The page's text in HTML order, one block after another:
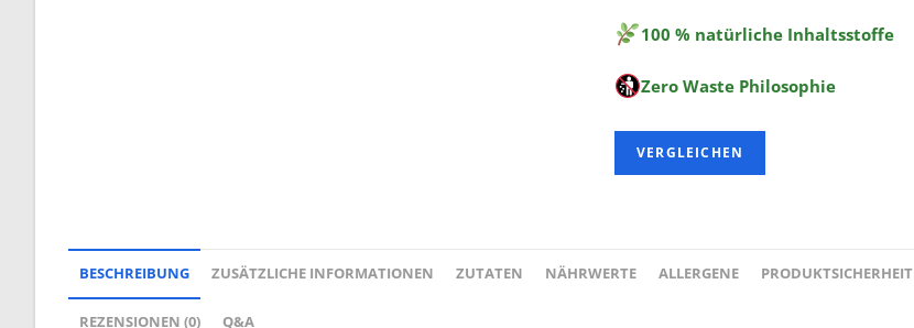
100 % natürliche Inhaltsstoffe
Zero Waste Philosophie
VERGLEICHEN
BESCHREIBUNG ZUSÄTZLICHE INFORMATIONEN ZUTATEN NÄHRWERTE ALLERGENE PRODUKTSICHERHEIT
REZENSIONEN (0) Q&A